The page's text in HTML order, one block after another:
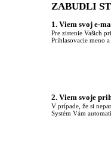
ZABUDLI
1. Viem svoj e-
Pre zistenie Vašich
Prihlasovacie meno
2. Viem svoje
V prípade, že si
Systém Vám